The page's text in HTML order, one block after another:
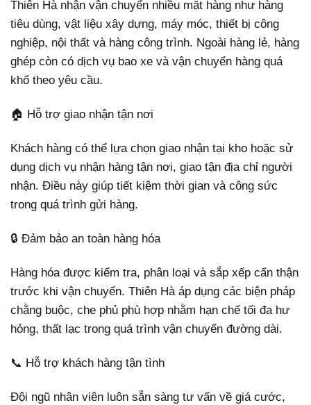
Thiên Hà nhận vận chuyển nhiều mặt hàng như hàng
tiêu dùng, vật liệu xây dựng, máy móc, thiết bị công
nghiệp, nội thất và hàng công trình. Ngoài hàng lẻ, hàng
ghép còn có dịch vụ bao xe và vận chuyển hàng quá
khổ theo yêu cầu.
🏠 Hỗ trợ giao nhận tận nơi
Khách hàng có thể lựa chọn giao nhận tại kho hoặc sử
dụng dịch vụ nhận hàng tận nơi, giao tận địa chỉ người
nhận. Điều này giúp tiết kiệm thời gian và công sức
trong quá trình gửi hàng.
🔒 Đảm bảo an toàn hàng hóa
Hàng hóa được kiểm tra, phân loại và sắp xếp cẩn thận
trước khi vận chuyển. Thiên Hà áp dụng các biện pháp
chằng buộc, che phủ phù hợp nhằm hạn chế tối đa hư
hỏng, thất lạc trong quá trình vận chuyển đường dài.
📞 Hỗ trợ khách hàng tận tình
Đội ngũ nhân viên luôn sẵn sàng tư vấn về giá cước,